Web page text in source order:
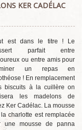
KER CADÉLAC
est dans le titre ! Le
parfait entre
ou entre amis pour
un repas en
! En remplacement
biscuits à la cuillère on
les madelons de
Ker Cadélac. La mousse
charlotte est remplacée
une mousse de panna